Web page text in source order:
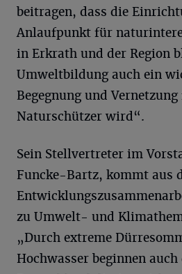
beitragen, dass die
Anlaufpunkt für
in Erkrath und der Region
Umweltbildung auch ein
Begegnung und
Naturschützer wird“.
Sein Stellvertreter im
Funcke-Bartz, kommt aus
zu Umwelt- und
„Durch extreme
Hochwasser beginnen